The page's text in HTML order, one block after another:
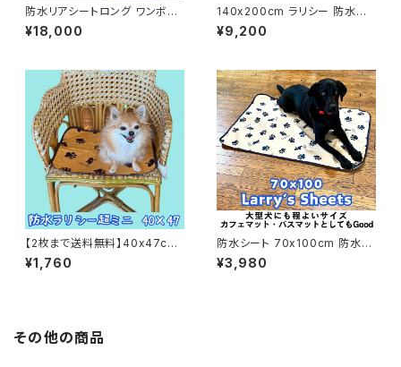
防水リアシートロング ワンボッ
クスカー用 柄が選べます 防水
ラリシー 愛犬とドライブの必需
¥18,000
140x200cm ラリシー 防水ラリ
シー 犬用 防水マット マナー対
策 洗える 日本製 ラリーズカン
¥9,200
【2枚まで送料無料】40x47cm
防水ラリシー 犬用 防水マット マ
ナー対策 洗える 日本製 ラリー
¥1,760
防水シート 70x100cm 防水ラ
リシー 犬用 防水マット マナー
対策 洗える 日本製 ラリーズカ
¥3,980
その他の商品